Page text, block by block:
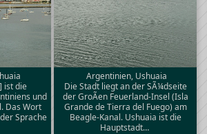
ist die
und
Das Wort
der Sprache
Argentinien, Ushuaia
Die Stadt liegt an der SÃ¼dseite
der GroÃen Feuerland-Insel (Isla
Grande de Tierra del Fuego) am
Beagle-Kanal. Ushuaia ist die
Hauptstadt…